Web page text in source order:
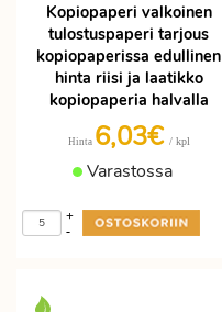
Kopiopaperi valkoinen
tulostuspaperi tarjous
kopiopaperissa edullinen
hinta riisi ja laatikko
kopiopaperia halvalla
Hinta 6,03€ / kpl
Varastossa
-
+